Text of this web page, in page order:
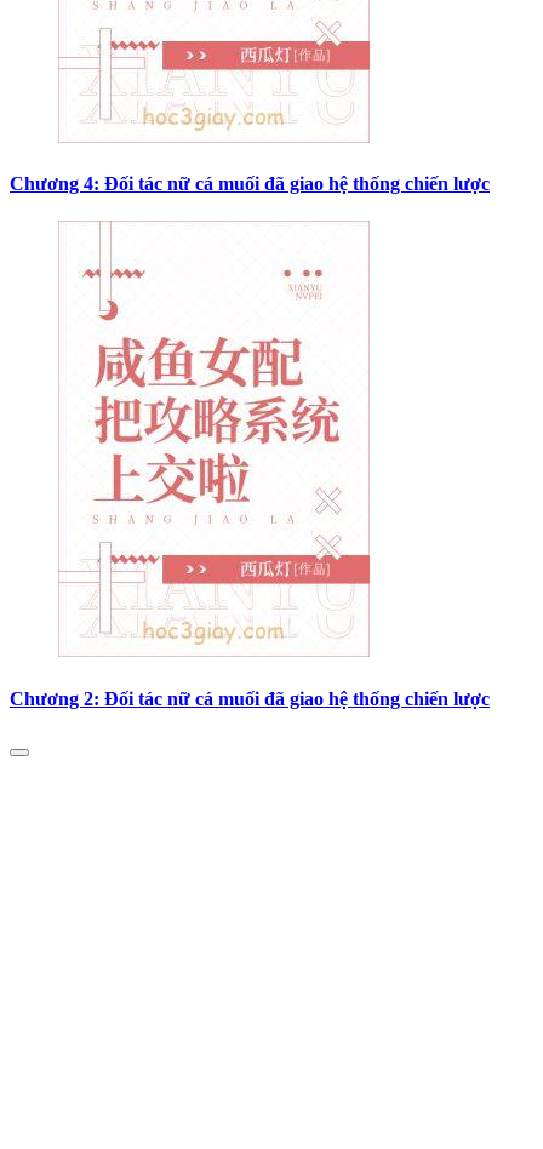
Chương 4: Đối tác nữ cá muối đã giao hệ thống chiến lược
Chương 2: Đối tác nữ cá muối đã giao hệ thống chiến lược